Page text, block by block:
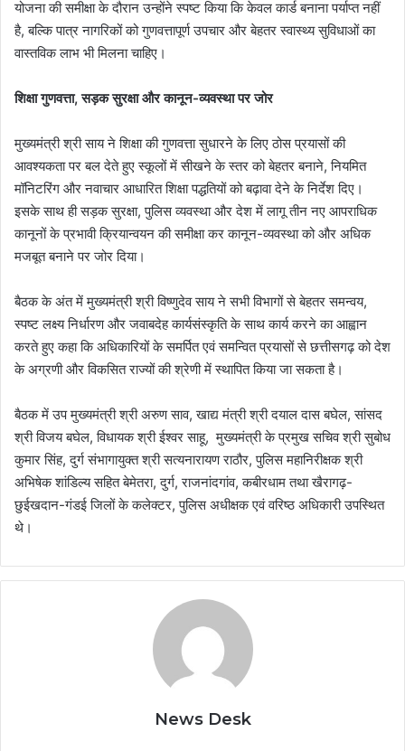
योजना की समीक्षा के दौरान उन्होंने स्पष्ट किया कि केवल कार्ड बनाना पर्याप्त नहीं
है, बल्कि पात्र नागरिकों को गुणवत्तापूर्ण उपचार और बेहतर स्वास्थ्य सुविधाओं का
वास्तविक लाभ भी मिलना चाहिए।
शिक्षा गुणवत्ता, सड़क सुरक्षा और कानून-व्यवस्था पर जोर
मुख्यमंत्री श्री साय ने शिक्षा की गुणवत्ता सुधारने के लिए ठोस प्रयासों की
आवश्यकता पर बल देते हुए स्कूलों में सीखने के स्तर को बेहतर बनाने, नियमित
मॉनिटरिंग और नवाचार आधारित शिक्षा पद्धतियों को बढ़ावा देने के निर्देश दिए।
इसके साथ ही सड़क सुरक्षा, पुलिस व्यवस्था और देश में लागू तीन नए आपराधिक
कानूनों के प्रभावी क्रियान्वयन की समीक्षा कर कानून-व्यवस्था को और अधिक
मजबूत बनाने पर जोर दिया।
बैठक के अंत में मुख्यमंत्री श्री विष्णुदेव साय ने सभी विभागों से बेहतर समन्वय,
स्पष्ट लक्ष्य निर्धारण और जवाबदेह कार्यसंस्कृति के साथ कार्य करने का आह्वान
करते हुए कहा कि अधिकारियों के समर्पित एवं समन्वित प्रयासों से छत्तीसगढ़ को देश
के अग्रणी और विकसित राज्यों की श्रेणी में स्थापित किया जा सकता है।
बैठक में उप मुख्यमंत्री श्री अरुण साव, खाद्य मंत्री श्री दयाल दास बघेल, सांसद
श्री विजय बघेल, विधायक श्री ईश्वर साहू, मुख्यमंत्री के प्रमुख सचिव श्री सुबोध
कुमार सिंह, दुर्ग संभागायुक्त श्री सत्यनारायण राठौर, पुलिस महानिरीक्षक श्री
अभिषेक शांडिल्य सहित बेमेतरा, दुर्ग, राजनांदगांव, कबीरधाम तथा खैरागढ़-
छुईखदान-गंडई जिलों के कलेक्टर, पुलिस अधीक्षक एवं वरिष्ठ अधिकारी उपस्थित
थे।
News Desk